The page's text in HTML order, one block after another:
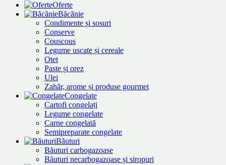
Oferte
Băcănie
Condimente și sosuri
Conserve
Couscous
Legume uscate și cereale
Otet
Paste și orez
Ulei
Zahăr, arome și produse gourmet
Congelate
Cartofi congelați
Legume congelate
Carne congelată
Semipreparate congelate
Băuturi
Băuturi carbogazoase
Băuturi necarbogazoase și siropuri